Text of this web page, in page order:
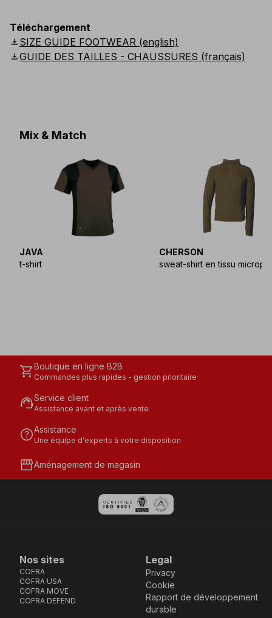
Téléchargement
download SIZE GUIDE FOOTWEAR (english)
downloadGUIDE DES TAILLES - CHAUSSURES (français)
Mix & Match
JAVA
t-shirt
CHERSON
sweat-shirt en tissu
shopping_cartBoutique en ligne B2B
Commandes plus rapides - gestion prioritaire
support_agentService client
Assistance avant et après vente
helpAssistance
Une équipe d'experts à votre disposition
storefrontAménagement de magasin
Nos sites
COFRA
COFRA USA
COFRA MOVE
COFRA DEFEND
Legal
Privacy
Cookie
Rapport de développement
durable